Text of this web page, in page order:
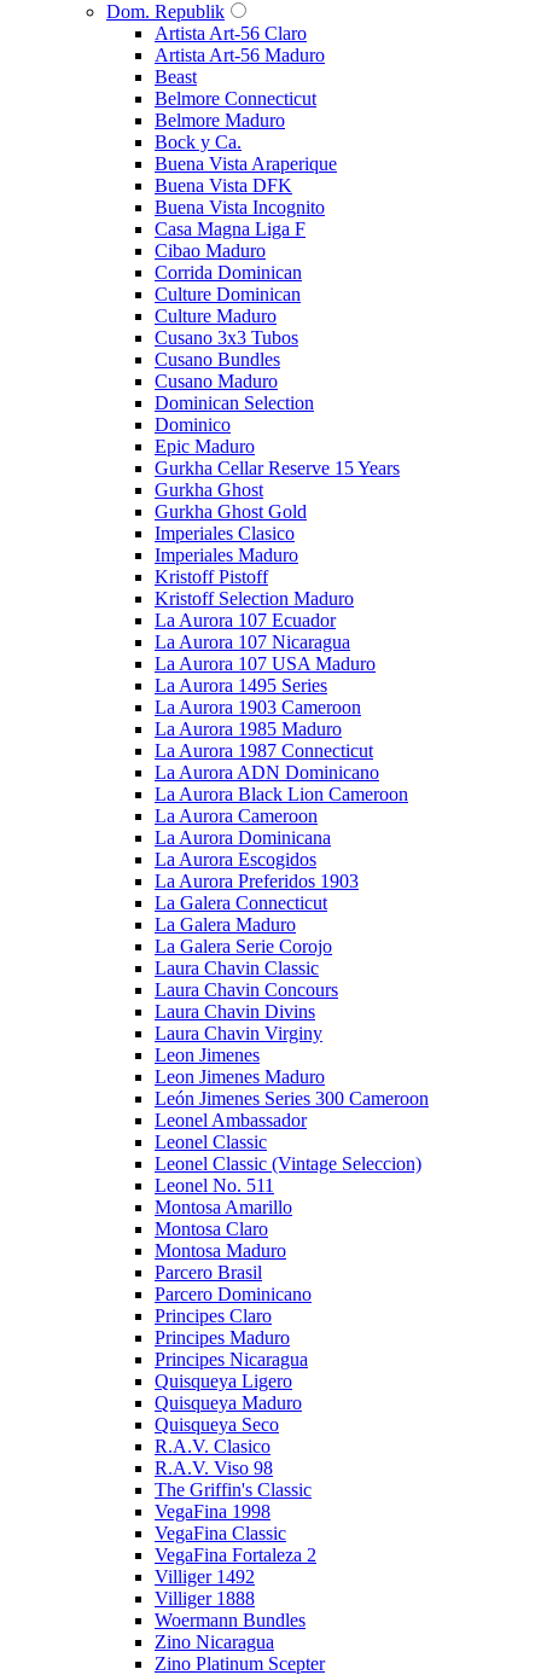
Dom. Republik
Artista Art-56 Claro
Artista Art-56 Maduro
Beast
Belmore Connecticut
Belmore Maduro
Bock y Ca.
Buena Vista Araperique
Buena Vista DFK
Buena Vista Incognito
Casa Magna Liga F
Cibao Maduro
Corrida Dominican
Culture Dominican
Culture Maduro
Cusano 3x3 Tubos
Cusano Bundles
Cusano Maduro
Dominican Selection
Dominico
Epic Maduro
Gurkha Cellar Reserve 15 Years
Gurkha Ghost
Gurkha Ghost Gold
Imperiales Clasico
Imperiales Maduro
Kristoff Pistoff
Kristoff Selection Maduro
La Aurora 107 Ecuador
La Aurora 107 Nicaragua
La Aurora 107 USA Maduro
La Aurora 1495 Series
La Aurora 1903 Cameroon
La Aurora 1985 Maduro
La Aurora 1987 Connecticut
La Aurora ADN Dominicano
La Aurora Black Lion Cameroon
La Aurora Cameroon
La Aurora Dominicana
La Aurora Escogidos
La Aurora Preferidos 1903
La Galera Connecticut
La Galera Maduro
La Galera Serie Corojo
Laura Chavin Classic
Laura Chavin Concours
Laura Chavin Divins
Laura Chavin Virginy
Leon Jimenes
Leon Jimenes Maduro
León Jimenes Series 300 Cameroon
Leonel Ambassador
Leonel Classic
Leonel Classic (Vintage Seleccion)
Leonel No. 511
Montosa Amarillo
Montosa Claro
Montosa Maduro
Parcero Brasil
Parcero Dominicano
Principes Claro
Principes Maduro
Principes Nicaragua
Quisqueya Ligero
Quisqueya Maduro
Quisqueya Seco
R.A.V. Clasico
R.A.V. Viso 98
The Griffin's Classic
VegaFina 1998
VegaFina Classic
VegaFina Fortaleza 2
Villiger 1492
Villiger 1888
Woermann Bundles
Zino Nicaragua
Zino Platinum Scepter